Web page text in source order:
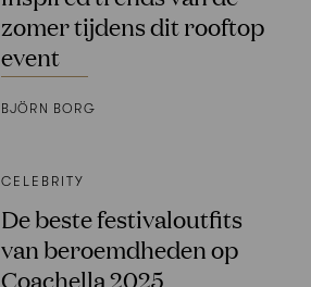
zomer tijdens dit rooftop
event
BJÖRN BORG
CELEBRITY
De beste festivaloutfits
van beroemdheden op
Coachella 2025